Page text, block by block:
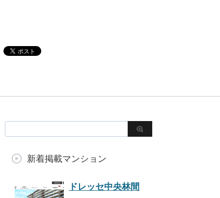
新着掲載マンション
ドレッセ中央林間